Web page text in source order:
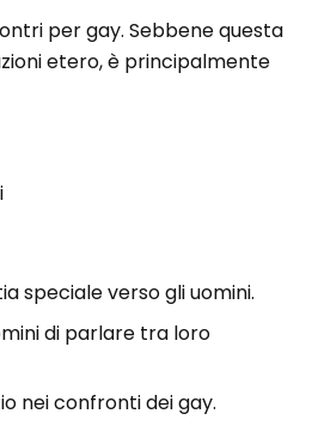
per gay. Sebbene questa
etero, è principalmente
speciale verso gli uomini.
di parlare tra loro
nei confronti dei gay.